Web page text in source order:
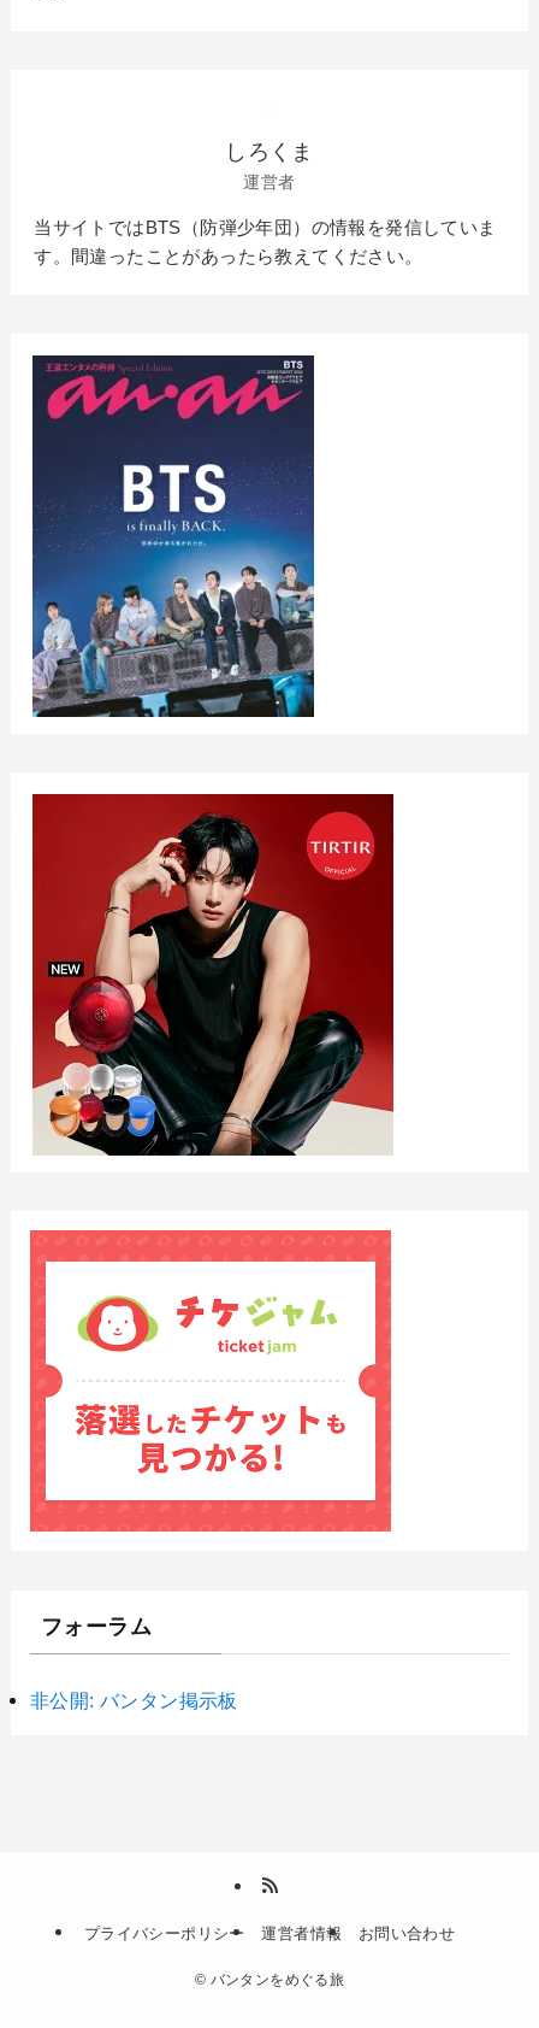
しろくま
運営者
当サイトではBTS（防弾少年団）の情報を発信していま
す。間違ったことがあったら教えてください。
フォーラム
非公開: バンタン掲示板
プライバシーポリシー 運営者情報 お問い合わせ
© バンタンをめぐる旅